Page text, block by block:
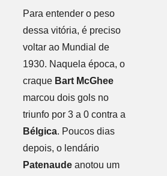
Para entender o peso
dessa vitória, é preciso
voltar ao Mundial de
1930. Naquela época, o
craque Bart McGhee
marcou dois gols no
triunfo por 3 a 0 contra a
Bélgica. Poucos dias
depois, o lendário
Patenaudeanotou um